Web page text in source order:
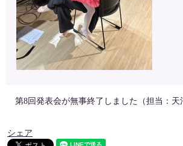
第8回発表会が無事終了しました（担当：天
シェア